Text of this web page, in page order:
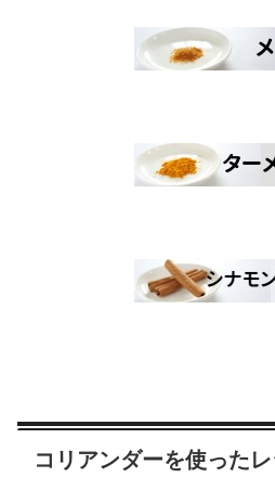
コリアンダーを使った